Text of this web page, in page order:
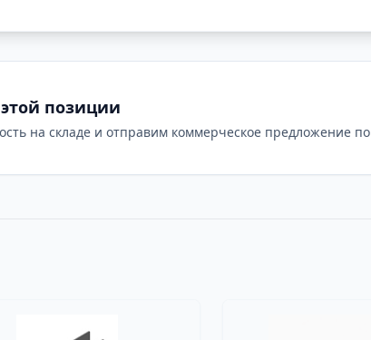
позиции
на складе и отправим коммерческое предложение по